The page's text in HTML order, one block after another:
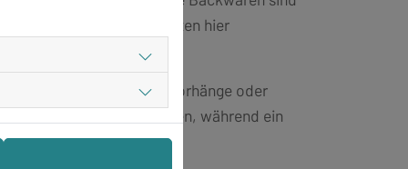
sind die Hygienevorschriften hier
Insektenschutzvorhänge oder
Eingangstür offen zu halten, während ein